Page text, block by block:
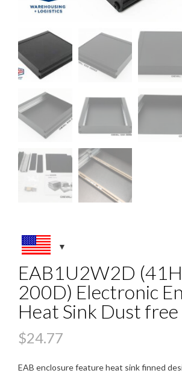
EAB1U2W2D
200D) Electronic
Heat Sink Dust free
$24.77
EAB enclosure feature heat sink finned